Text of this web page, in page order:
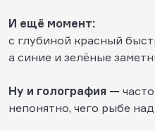
И ещё момент:
с глубиной красный
а синие и зелёные
Ну и голография —
непонятно, чего рыбе